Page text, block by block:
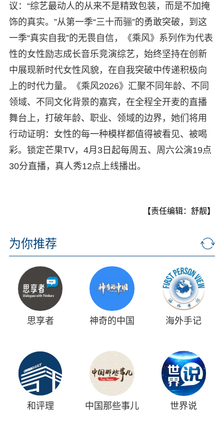
议：“综艺最动人的从来不是精致包装，而是不加掩
饰的真实。”从第一季“三十而骊”的勇敢突破，到这
一季“真实自我”的无畏自信，《乘风》系列作为代表
性的女性励志成长音乐竞演综艺，始终坚持在创新
中展现新时代女性风貌，在自我突破中传递积极向
上的时代力量。《乘风2026》汇聚不同年龄、不同
领域、不同文化背景的嘉宾，在全程全开麦的直播
舞台上，打破年龄、职业、领域的边界，她们将用
行动证明：女性的每一种模样都值得被看见、被喝
彩。锁定芒果TV，4月3日起每周五、周六公演19点
30分直播，真人秀12点上线播出。
【责任编辑：舒靓】
为你推荐
思享者 神奇的中国 海外手记
和评理 中国那些事儿 世界说